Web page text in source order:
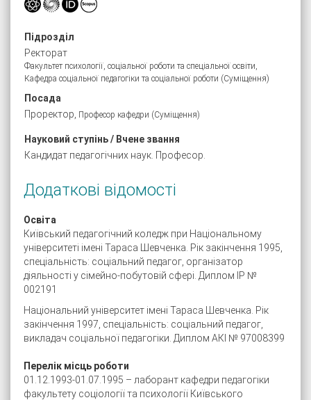
Підрозділ
Ректорат
Факультет психології, соціальної роботи та спеціальної освіти,
Кафедра соціальної педагогіки та соціальної роботи (Суміщення)
Посада
Проректор,
Професор кафедри (Суміщення)
Науковий ступінь / Вчене звання
Кандидат педагогічних наук. Професор.
Додаткові відомості
Освіта
Київський педагогічний коледж при Національному
університеті імені Тараса Шевченка. Рік закінчення 1995,
спеціальність: соціальний педагог, організатор
діяльності у сімейно-побутовій сфері. Диплом ІР №
002191
Національний університет імені Тараса Шевченка. Рік
закінчення 1997, спеціальність: соціальний педагог,
викладач соціальної педагогіки. Диплом АКІ № 97008399
Перелік місць роботи
01.12.1993-01.07.1995 – лаборант кафедри педагогіки
факультету соціології та психології Київського